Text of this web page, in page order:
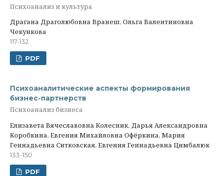
Психоанализ и культура
Драгана Драголюбовна Вранеш, Ольга Валентиновна
Чекункова
117-132
PDF
Психоаналитические аспекты формирования
бизнес-партнерств
Психоанализ бизнеса
Елизавета Вячеславовна Колесник, Дарья Александровна
Коробкина, Евгения Михайловна Офёркина, Мария
Геннадьевна Ситковская, Евгения Геннадьевна Цимбалюк
133-150
PDF